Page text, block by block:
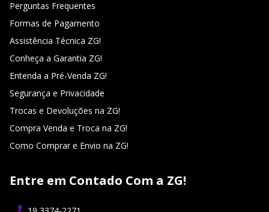
Perguntas Frequentes
Formas de Pagamento
Assistência Técnica ZG!
Conheça a Garantia ZG!
Entenda a Pré-Venda ZG!
Segurança e Privacidade
Trocas e Devoluções na ZG!
Compra Venda e Troca na ZG!
Como Comprar e Envio na ZG!
Entre em Contado Com a ZG!